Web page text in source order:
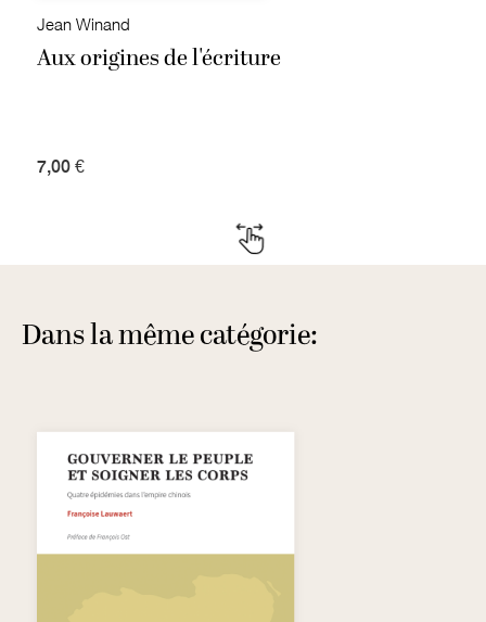
Jean Winand
Aux origines de l'écriture
7,00 €
Dans la même catégorie: